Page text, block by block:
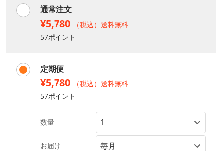
通常注文
¥5,780
（税込）送料無料
57ポイント
定期便
¥5,780
（税込）送料無料
57ポイント
数量
お届け